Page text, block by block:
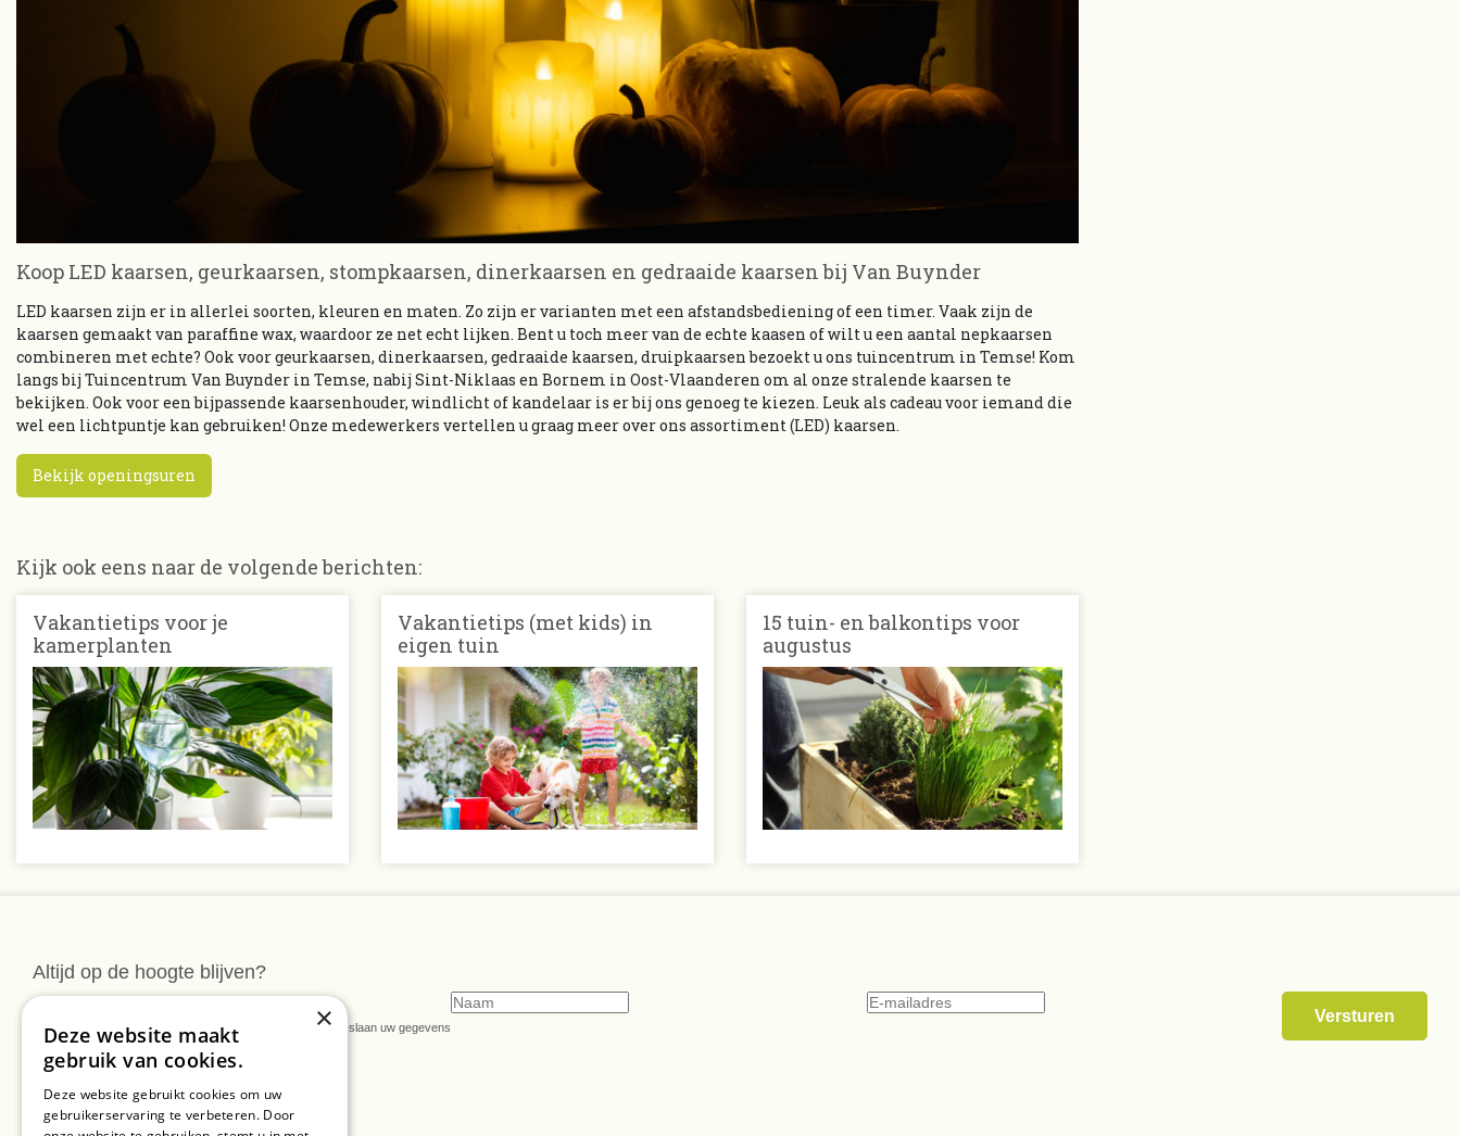
Koop LED kaarsen, geurkaarsen, stompkaarsen, dinerkaarsen en gedraaide kaarsen bij Van Buynder
LED kaarsen zijn er in allerlei soorten, kleuren en maten. Zo zijn er varianten met een afstandsbediening of een timer. Vaak zijn de
kaarsen gemaakt van paraffine wax, waardoor ze net echt lijken. Bent u toch meer van de echte kaasen of wilt u een aantal nepkaarsen
combineren met echte? Ook voor geurkaarsen, dinerkaarsen, gedraaide kaarsen, druipkaarsen bezoekt u ons tuincentrum in Temse! Kom
langs bij Tuincentrum Van Buynder in Temse, nabij Sint-Niklaas en Bornem in Oost-Vlaanderen om al onze stralende kaarsen te
bekijken. Ook voor een bijpassende kaarsenhouder, windlicht of kandelaar is er bij ons genoeg te kiezen. Leuk als cadeau voor iemand die
wel een lichtpuntje kan gebruiken! Onze medewerkers vertellen u graag meer over ons assortiment (LED) kaarsen.
Bekijk openingsuren
Kijk ook eens naar de volgende berichten:
Vakantietips voor je
kamerplanten
Vakantietips (met kids) in
eigen tuin
15 tuin- en balkontips voor
augustus
Altijd op de hoogte blijven?
* U kunt de nieuwsbrief ongeveer wekelijks verwachten. Wij slaan uw gegevens
secuur op conform onzeprivacy verklaring.
×
Deze website maakt
gebruik van cookies.
Deze website gebruikt cookies om uw
gebruikerservaring te verbeteren. Door